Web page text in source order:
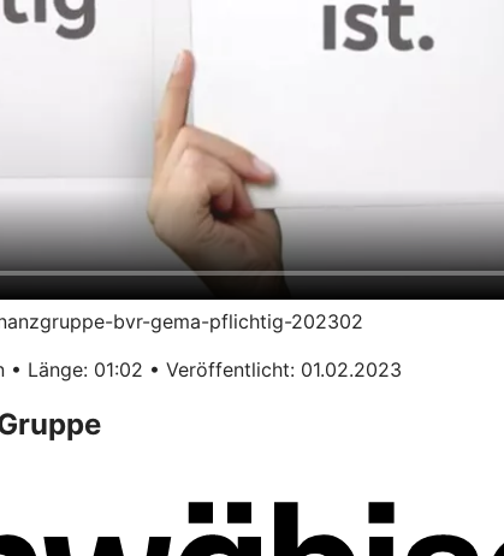
bvr-gema-pflichtig-202302
Länge: 01:02 • Veröffentlicht: 01.02.2023